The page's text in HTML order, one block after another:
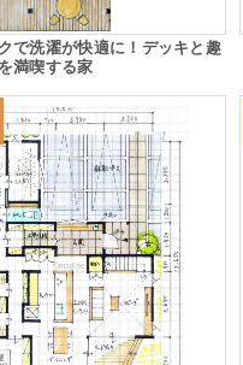
で洗濯が快適に！デッキと趣
満喫する家